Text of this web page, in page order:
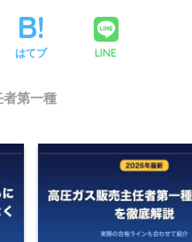
はてブ LINE
第一種